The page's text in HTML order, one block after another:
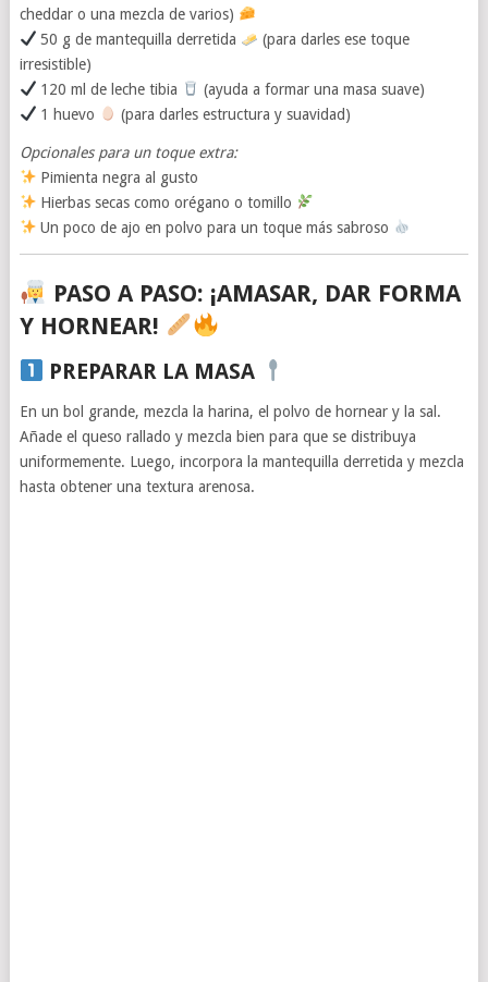
cheddar o una mezcla de varios)
50 g de mantequilla derretida
(para darles ese toque
irresistible)
120 ml de leche tibia
(ayuda a formar una masa suave)
1 huevo
(para darles estructura y suavidad)
Opcionales para un toque extra:
Pimienta negra al gusto
Hierbas secas como orégano o tomillo
Un poco de ajo en polvo para un toque más sabroso
PASO A PASO: ¡AMASAR, DAR FORMA
Y HORNEAR!
PREPARAR LA MASA
En un bol grande, mezcla la harina, el polvo de hornear y la sal.
Añade el queso rallado y mezcla bien para que se distribuya
uniformemente. Luego, incorpora la mantequilla derretida y mezcla
hasta obtener una textura arenosa.